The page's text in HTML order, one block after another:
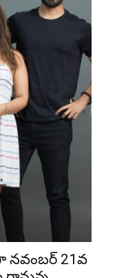
నవంబర్ 21వ